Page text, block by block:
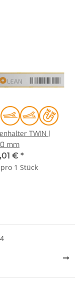
TWIN |
mm
€ *
1 Stück